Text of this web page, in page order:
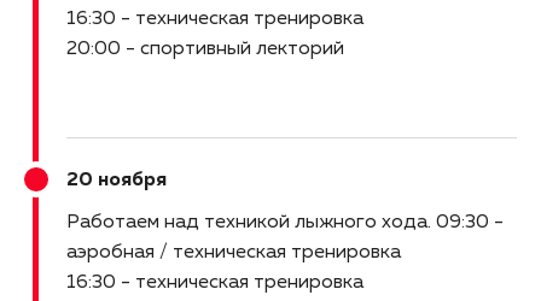
16:30 - техническая тренировка
20:00 - спортивный лекторий
20 ноября
Работаем над техникой лыжного хода 09:30 -
аэробная / техническая тренировка
16:30 - техническая тренировка